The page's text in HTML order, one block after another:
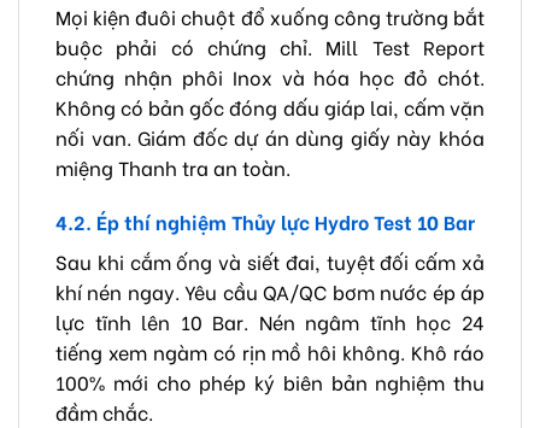
Mọi kiện đuôi chuột đổ xuống công trường bắt
buộc phải có chứng chỉ. Mill Test Report
chứng nhận phôi Inox và hóa học đỏ chót.
Không có bản gốc đóng dấu giáp lai, cấm vặn
nối van. Giám đốc dự án dùng giấy này khóa
miệng Thanh tra an toàn.
4.2. Ép thí nghiệm Thủy lực Hydro Test 10 Bar
Sau khi cắm ống và siết đai, tuyệt đối cấm xả
khí nén ngay. Yêu cầu QA/QC bơm nước ép áp
lực tĩnh lên 10 Bar. Nén ngâm tĩnh học 24
tiếng xem ngàm có rịn mồ hôi không. Khô ráo
100% mới cho phép ký biên bản nghiệm thu
đầm chắc.